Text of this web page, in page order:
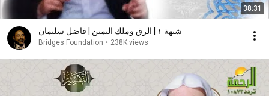
38:31
شبهة ١ | الرق وملك اليمين | فاضل سليمان
Bridges Foundation • 238K views